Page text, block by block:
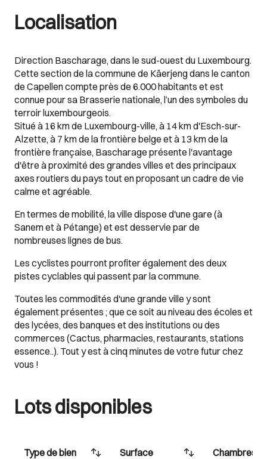
Localisation
Direction Bascharage, dans le sud-ouest du Luxembourg.
Cette section de la commune de Käerjeng dans le canton
de Capellen compte près de 6.000 habitants et est
connue pour sa Brasserie nationale, l’un des symboles du
terroir luxembourgeois.
Situé à 16 km de Luxembourg-ville, à 14 km d'Esch-sur-
Alzette, à 7 km de la frontière belge et à 13 km de la
frontière française, Bascharage présente l'avantage
d'être à proximité des grandes villes et des principaux
axes routiers du pays tout en proposant un cadre de vie
calme et agréable.
En termes de mobilité, la ville dispose d'une gare (à
Sanem et à Pétange) et est desservie par de
nombreuses lignes de bus.
Les cyclistes pourront profiter également des deux
pistes cyclables qui passent par la commune.
Toutes les commodités d'une grande ville y sont
également présentes ; que ce soit au niveau des écoles et
des lycées, des banques et des institutions ou des
commerces (Cactus, pharmacies, restaurants, stations
essence..). Tout y est à cinq minutes de votre futur chez
vous !
Lots disponibles
Type de bien Surface Chambres